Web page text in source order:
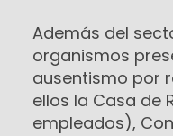
Además del
organismos
ausentismo por
ellos la Casa de
empleados),